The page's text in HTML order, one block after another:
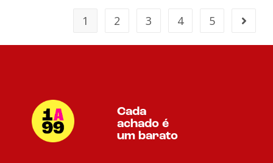
1 2 3 4 5
Cada
achado é
um barato